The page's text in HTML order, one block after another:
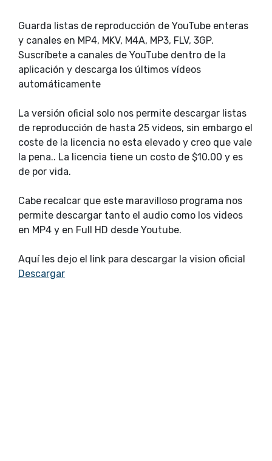
Guarda listas de reproducción de YouTube enteras
y canales en MP4, MKV, M4A, MP3, FLV, 3GP.
Suscríbete a canales de YouTube dentro de la
aplicación y descarga los últimos vídeos
automáticamente
La versión oficial solo nos permite descargar listas
de reproducción de hasta 25 videos, sin embargo el
coste de la licencia no esta elevado y creo que vale
la pena.. La licencia tiene un costo de $10.00 y es
de por vida.
Cabe recalcar que este maravilloso programa nos
permite descargar tanto el audio como los videos
en MP4 y en Full HD desde Youtube.
Aquí les dejo el link para descargar la vision oficial
Descargar